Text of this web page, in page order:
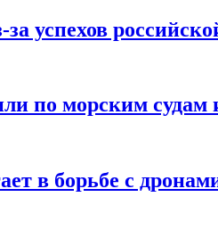
успехов
по морским
в борьбе с